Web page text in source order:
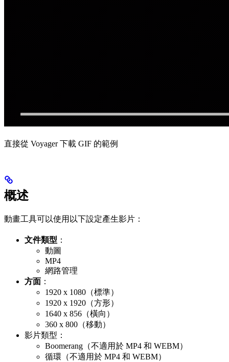
直接從 Voyager 下載 GIF 的範例
概述
動畫工具可以使用以下設定產生影片：
文件類型 ：
動圖
MP4
網路管理
方面 ：
1920 x 1080（標準）
1920 x 1920（方形）
1640 x 856（橫向）
360 x 800（移動）
影片類型：
Boomerang（不適用於 MP4 和 WEBM）
循環（不適用於 MP4 和 WEBM）